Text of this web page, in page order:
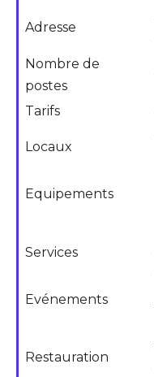
Adresse
Nombre de
postes
Tarifs
Locaux
Equipements
Services
Evénements
Restauration